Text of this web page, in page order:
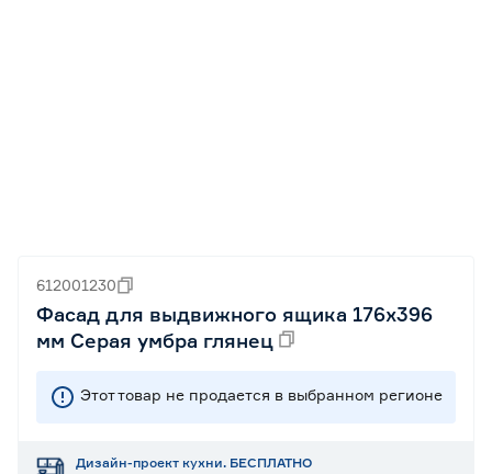
612001230
Фасад для выдвижного ящика 176х396
мм Серая умбра глянец
Этот товар не продается в выбранном регионе
Дизайн-проект кухни. БЕСПЛАТНО